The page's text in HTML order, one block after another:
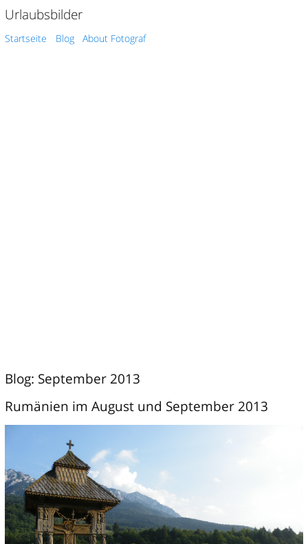
Urlaubsbilder
Startseite Blog About Fotograf
Blog: September 2013
Rumänien im August und September 2013